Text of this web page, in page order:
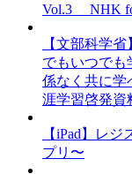
Vol.3 NHK
【文部科学
でもいつで
係なく共に学
涯学習啓発資
【iPad】レ
プリ〜